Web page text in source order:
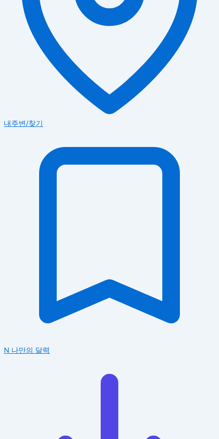
내주변/찾기
N 나만의 달력